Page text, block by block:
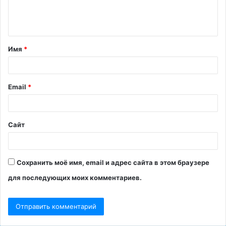
т
а
й
*
Имя *
Email *
Сайт
Сохранить моё имя, email и адрес сайта в этом браузере
для последующих моих комментариев.